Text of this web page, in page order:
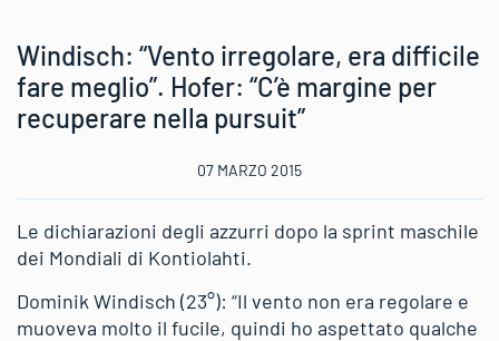
Windisch: “Vento irregolare, era difficile
fare meglio”. Hofer: “C’è margine per
recuperare nella pursuit”
07 MARZO 2015
Le dichiarazioni degli azzurri dopo la sprint maschile
dei Mondiali di Kontiolahti.
Dominik Windisch (23°): “Il vento non era regolare e
muoveva molto il fucile, quindi ho aspettato qualche